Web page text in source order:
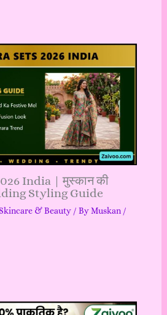
India | मुस्कान की
Styling Guide
& Beauty/ ByMuskan /